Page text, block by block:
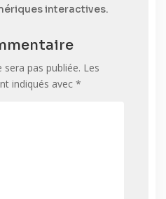
interactives.
pas publiée. Les
indiqués avec *